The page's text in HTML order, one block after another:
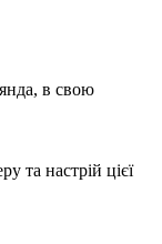
в свою
та настрій цієї